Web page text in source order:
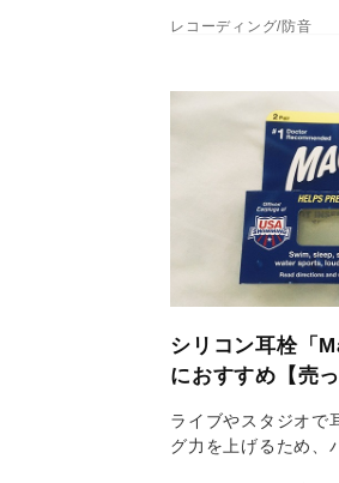
説します。また、お
レコーディング/防音
シリコン耳栓「
におすすめ【売
ライブやスタジオで
グ力を上げるため、